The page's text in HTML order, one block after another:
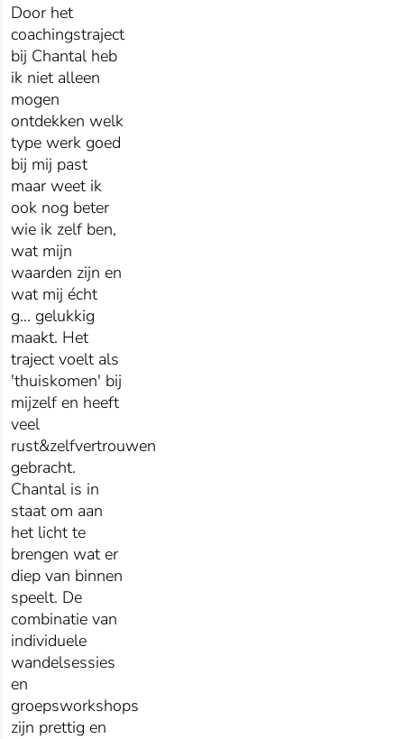
Door het
coachingstraject
bij Chantal heb
ik niet alleen
mogen
ontdekken welk
type werk goed
bij mij past
maar weet ik
ook nog beter
wie ik zelf ben,
wat mijn
waarden zijn en
wat mij écht
g... gelukkig
maakt. Het
traject voelt als
'thuiskomen' bij
mijzelf en heeft
veel
rust&zelfvertrouwen
gebracht.
Chantal is in
staat om aan
het licht te
brengen wat er
diep van binnen
speelt. De
combinatie van
individuele
wandelsessies
en
groepsworkshops
zijn prettig en